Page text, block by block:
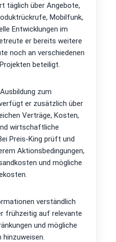
täglich über Angebote,
Mobilfunk,
Entwicklungen im
er bereits weitere
noch an verschiedenen
beteiligt.
zum
er zusätzlich über
Verträge, Kosten,
wirtschaftliche
Preis-King prüft und
Aktionsbedingungen,
und mögliche
verständlich
frühzeitig auf relevante
und mögliche
hinzuweisen.